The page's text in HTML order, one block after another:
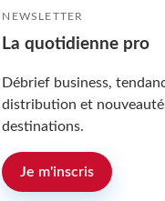
NEWSLETTER
La quotidienne pro
Débrief business,
distribution et
destinations.
Je m'inscris